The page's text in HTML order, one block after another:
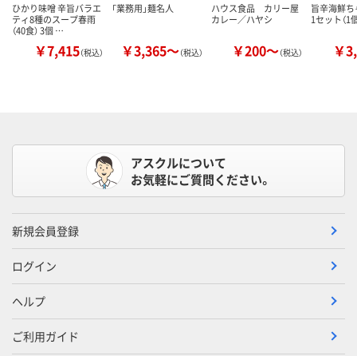
ひかり味噌 辛旨バラエ
ティ8種のスープ春雨
（40食） 3個 …
￥7,415（税込）
「業務用」麺名人
￥3,365～（税込）
ハウス食品 カリー屋
カレー／ハヤシ
￥200～（税込）
旨辛海鮮
1セット（1
￥
アスクルについて
お気軽にご質問ください。
新規会員登録
ログイン
ヘルプ
ご利用ガイド